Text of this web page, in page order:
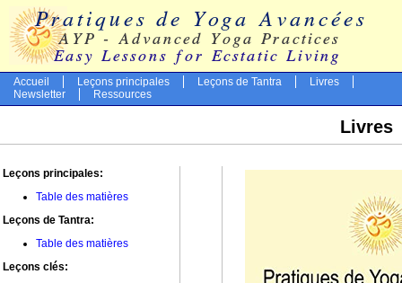
Accueil Leçons principales Leçons de Tantra
Livres
Newsletter
Ressources
Livres
Leçons principales:
Table des matières
Leçons de Tantra:
Table des matières
Leçons clés: